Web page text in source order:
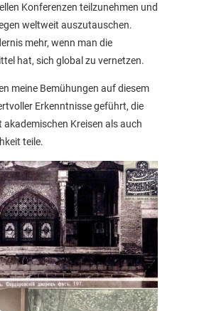
Konferenzen teilzunehmen und
weltweit auszutauschen.
mehr, wenn man die
hat, sich global zu vernetzen.
meine Bemühungen auf diesem
Erkenntnisse geführt, die
Kreisen als auch
teile.